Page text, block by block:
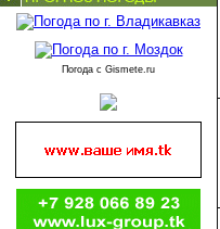
Погода с Gismete.ru